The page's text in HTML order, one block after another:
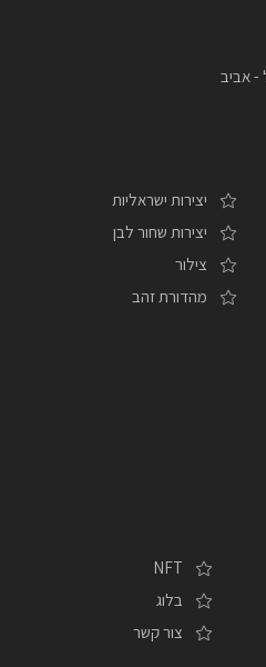
יצירות ישראליות
יצירות שחור לבן
צילור
מהדורת זהב
NFT
בלוג
צור קשר